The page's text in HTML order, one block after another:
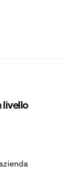
livello